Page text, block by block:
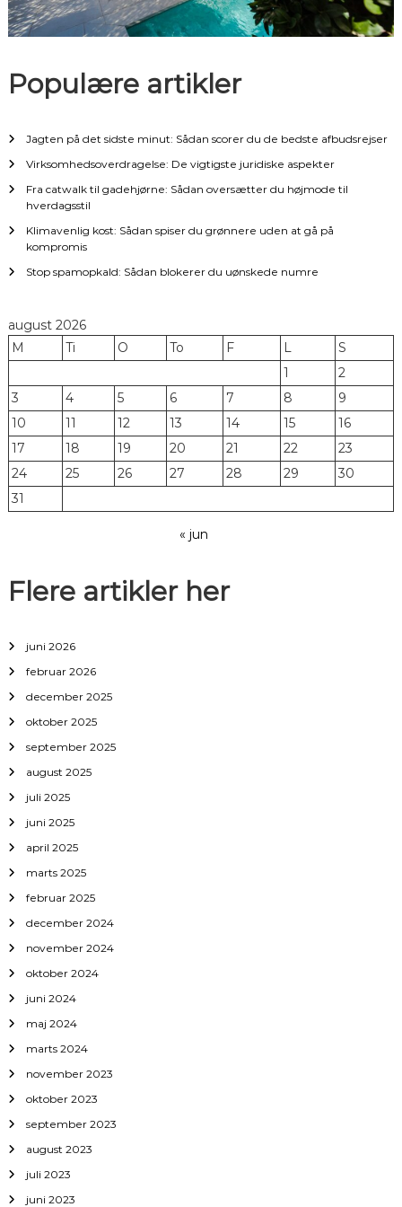
a
t
o
n
Populære artikler
Jagten på det sidste minut: Sådan scorer du de bedste afbudsrejser
Virksomhedsoverdragelse: De vigtigste juridiske aspekter
Fra catwalk til gadehjørne: Sådan oversætter du højmode til
hverdagsstil
Klimavenlig kost: Sådan spiser du grønnere uden at gå på
kompromis
Stop spamopkald: Sådan blokerer du uønskede numre
august 2026
M
Ti O To F L
S
1
2
3
4 5 6 7 8
9
10
11 12 13 14 15
16
17
18 19 20 21 22
23
24
25 26 27 28 29
30
31
« jun
Flere artikler her
juni 2026
februar 2026
december 2025
oktober 2025
september 2025
august 2025
juli 2025
juni 2025
april 2025
marts 2025
februar 2025
december 2024
november 2024
oktober 2024
juni 2024
maj 2024
marts 2024
november 2023
oktober 2023
september 2023
august 2023
juli 2023
juni 2023